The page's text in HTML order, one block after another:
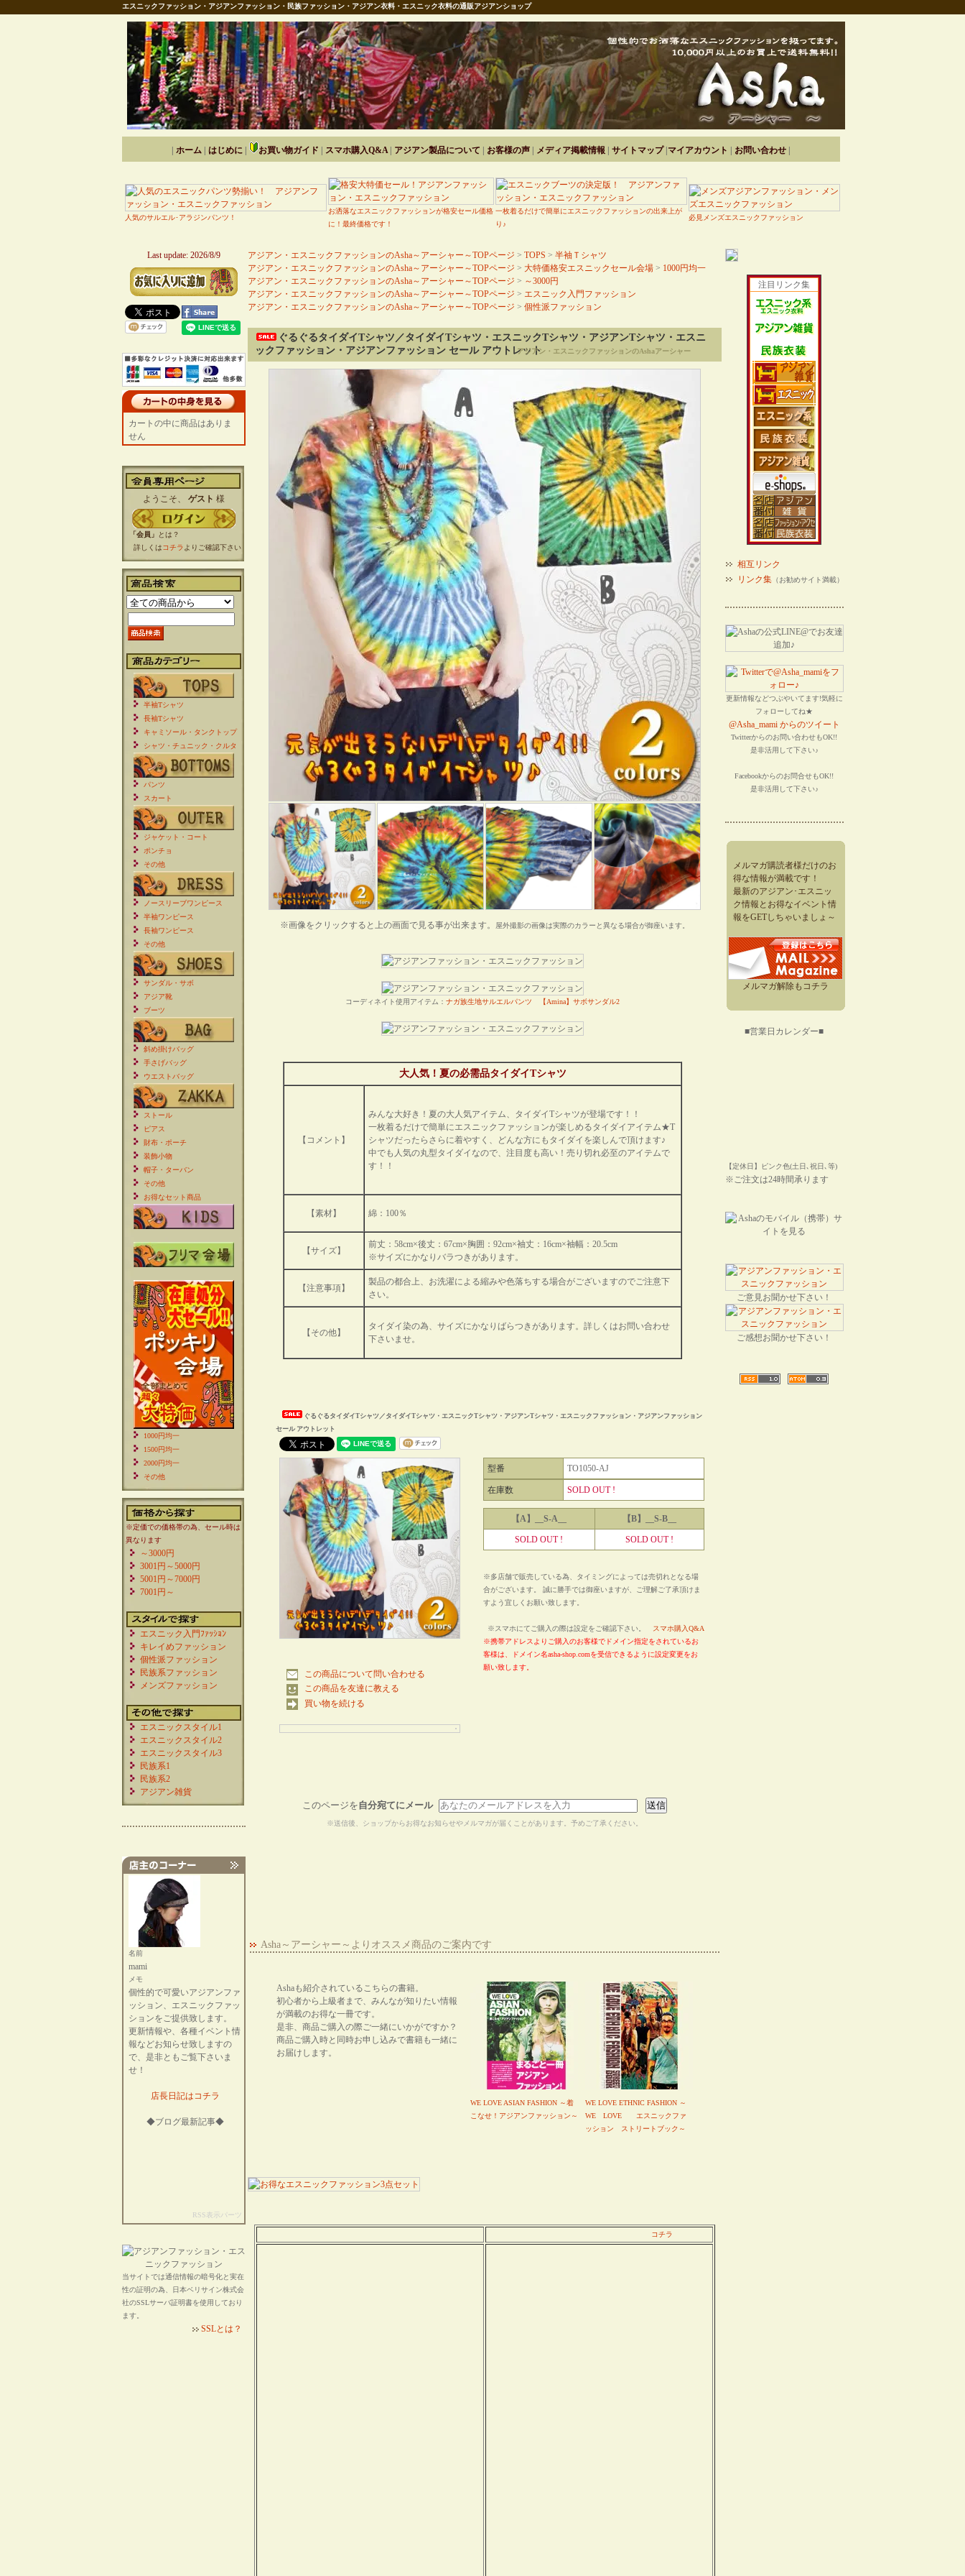
エスニックファッション・アジアンファッション・民族ファッション・アジアン衣料・エスニック衣料の通販アジアンショップ
ホーム| はじめに| お買い物ガイド スマホ購入Q&A| アジアン製品について お客様の声| メディア掲載情報 サイトマップ| マイアカウント お問い合わせ|
人気のサルエル･アラジンパンツ！
お洒落なエスニックファッションが格安セール価格
に！最終価格です！
一枚着るだけで簡単にエスニックファッションの出来上が
り♪
必見メンズエスニックファッション
アジアン・エスニックファッションのAsha～アーシャー～TOPページ > TOPS > 半袖Ｔシャツ
アジアン・エスニックファッションのAsha～アーシャー～TOPページ > 大特価格安エスニックセール会場 > 1000円均一
アジアン・エスニックファッションのAsha～アーシャー～TOPページ > ～3000円
アジアン・エスニックファッションのAsha～アーシャー～TOPページ > エスニック入門ファッション
アジアン・エスニックファッションのAsha～アーシャー～TOPページ > 個性派ファッション
ぐるぐるタイダイTシャツ／タイダイTシャツ・エスニックTシャツ・アジアンTシャツ・エスニ
ックファッション・アジアンファッション セール アウトレットアジアン・エスニックファッションのAshaアーシャー
※画像をクリックすると上の画面で見る事が出来ます。 屋外撮影の画像は実際のカラーと異なる場合が御座います。
コーディネイト使用アイテム： ナガ族生地サルエルパンツ 【Amina】サボサンダル2
大人気！夏の必需品タイダイTシャツ
【コメント】
みんな大好き！夏の大人気アイテム、タイダイTシャツが登場です！！
一枚着るだけで簡単にエスニックファッションが楽しめるタイダイアイテム★T
シャツだったらさらに着やすく、どんな方にもタイダイを楽しんで頂けます♪
中でも人気の丸型タイダイなので、注目度も高い！売り切れ必至のアイテムで
す！！
【素材】 綿：100％
【サイズ】
前丈：58cm×後丈：67cm×胸囲：92cm×袖丈：16cm×袖幅：20.5cm
※サイズにかなりバラつきがあります。
【注意事項】
製品の都合上、お洗濯による縮みや色落ちする場合がございますのでご注意下
さい。
【その他】
タイダイ染の為、サイズにかなりばらつきがあります。詳しくはお問い合わせ
下さいませ。
ぐるぐるタイダイTシャツ／タイダイTシャツ・エスニックTシャツ・アジアンTシャツ・エスニックファッション・アジアンファッション
セール アウトレット
この商品について問い合わせる
この商品を友達に教える
買い物を続ける
型番 TO1050-AJ
在庫数 SOLD OUT !
【A】__S-A__ 【B】__S-B__
SOLD OUT ! SOLD OUT !
※多店舗で販売している為、タイミングによっては売切れとなる場
合がございます。 誠に勝手では御座いますが、ご理解ご了承頂けま
すよう宜しくお願い致します。
※スマホにてご購入の際は設定をご確認下さい。
スマホ購入Q&A
※携帯アドレスよりご購入のお客様でドメイン指定をされているお
客様は、ドメイン名asha-shop.comを受信できるように設定変更をお
願い致します。
このページを自分宛てにメール
※送信後、ショップからお得なお知らせやメルマガが届くことがあります。予めご了承ください。
Asha～アーシャー～よりオススメ商品のご案内です
Ashaも紹介されているこちらの書籍。
初心者から上級者まで、みんなが知りたい情報
が満載のお得な一冊です。
是非、商品ご購入の際ご一緒にいかがですか？
商品ご購入時と同時お申し込みで書籍も一緒に
お届けします。
WE LOVE ASIAN FASHION ～着
こなせ！アジアンファッション～
WE LOVE ETHNIC FASHION ～
WE LOVE エスニックファ
ッション ストリートブック～
コチラ
Last update: 2026/8/9
カートの中に商品はありま
せん
ようこそ、 ゲスト 様
「会員」
とは？
詳しくはコチラ よりご確認下さい
半袖Tシャツ
長袖Tシャツ
キャミソール・タンクトップ
シャツ・チュニック・クルタ
パンツ
スカート
ジャケット・コート
ポンチョ
その他
ノースリーブワンピース
半袖ワンピース
長袖ワンピース
その他
サンダル・サボ
アジア靴
ブーツ
斜め掛けバッグ
手さげバッグ
ウエストバッグ
ストール
ピアス
財布・ポーチ
装飾小物
帽子・ターバン
その他
お得なセット商品
1000円均一
1500円均一
2000円均一
その他
※定価での価格帯の為、セール時は
異なります
～3000円
3001円～5000円
5001円～7000円
7001円～
エスニック入門ﾌｧｯｼｮﾝ
キレイめファッション
個性派ファッション
民族系ファッション
メンズファッション
エスニックスタイル1
エスニックスタイル2
エスニックスタイル3
民族系1
民族系2
アジアン雑貨
名前
mami
メモ
個性的で可愛いアジアンファ
ッション、エスニックファッ
ションをご提供致します。
更新情報や、各種イベント情
報などお知らせ致しますの
で、是非ともご覧下さいま
せ！
店長日記はコチラ
◆ブログ最新記事◆
RSS表示パーツ
当サイトでは通信情報の暗号化と実在
性の証明の為、日本ベリサイン株式会
社のSSLサーバ証明書を使用しており
ます。
SSLとは？
注目リンク集
相互リンク
リンク集（お勧めサイト満載）
更新情報などつぶやいてます!気軽に
フォローしてね★
@Asha_mami からのツイート
Twitterからのお問い合わせもOK!!
是非活用して下さい♪
Facebookからのお問合せもOK!!
是非活用して下さい♪
メルマガ購読者様だけのお
得な情報が満載です！
最新のアジアン･エスニッ
ク情報とお得なイベント情
報をGETしちゃいましょ～
メルマガ解除もコチラ
■営業日カレンダー■
【定休日】ピンク色(土日､祝日､等)
※ご注文は24時間承ります
ご意見お聞かせ下さい！
ご感想お聞かせ下さい！